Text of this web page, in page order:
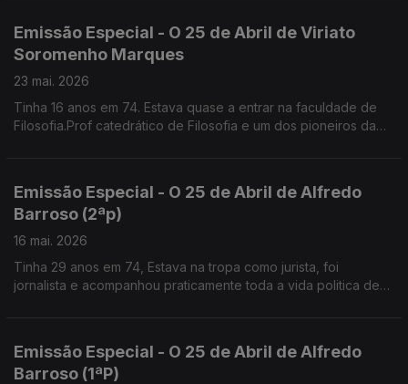
Emissão Especial - O 25 de Abril de Viriato
Soromenho Marques
23 mai. 2026
Tinha 16 anos em 74. Estava quase a entrar na faculdade de
Filosofia.Prof catedrático de Filosofia e um dos pioneiros da
Emissão Especial - O 25 de Abril de Alfredo
Barroso (2ªp)
16 mai. 2026
Tinha 29 anos em 74, Estava na tropa como jurista, foi
jornalista e acompanhou praticamente toda a vida politica de
Emissão Especial - O 25 de Abril de Alfredo
Barroso (1ªP)